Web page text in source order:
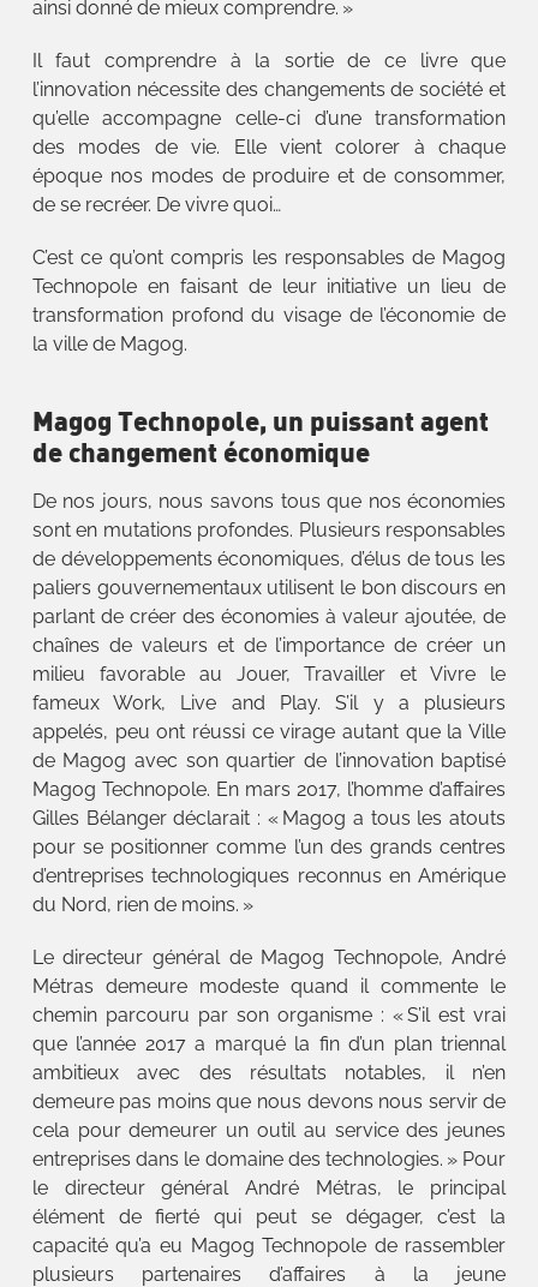
ainsi donné de mieux comprendre. »
Il faut comprendre à la sortie de ce livre que
l’innovation nécessite des changements de société et
qu’elle accompagne celle-ci d’une transformation
des modes de vie. Elle vient colorer à chaque
époque nos modes de produire et de consommer,
de se recréer. De vivre quoi…
C’est ce qu’ont compris les responsables de Magog
Technopole en faisant de leur initiative un lieu de
transformation profond du visage de l’économie de
la ville de Magog.
Magog Technopole, un puissant agent
de changement économique
De nos jours, nous savons tous que nos économies
sont en mutations profondes. Plusieurs responsables
de développements économiques, d’élus de tous les
paliers gouvernementaux utilisent le bon discours en
parlant de créer des économies à valeur ajoutée, de
chaînes de valeurs et de l’importance de créer un
milieu favorable au Jouer, Travailler et Vivre le
fameux Work, Live and Play. S’il y a plusieurs
appelés, peu ont réussi ce virage autant que la Ville
de Magog avec son quartier de l’innovation baptisé
Magog Technopole. En mars 2017, l’homme d’affaires
Gilles Bélanger déclarait : « Magog a tous les atouts
pour se positionner comme l’un des grands centres
d’entreprises technologiques reconnus en Amérique
du Nord, rien de moins. »
Le directeur général de Magog Technopole, André
Métras demeure modeste quand il commente le
chemin parcouru par son organisme : « S’il est vrai
que l’année 2017 a marqué la fin d’un plan triennal
ambitieux avec des résultats notables, il n’en
demeure pas moins que nous devons nous servir de
cela pour demeurer un outil au service des jeunes
entreprises dans le domaine des technologies. » Pour
le directeur général André Métras, le principal
élément de fierté qui peut se dégager, c’est la
capacité qu’a eu Magog Technopole de rassembler
plusieurs partenaires d’affaires à la jeune